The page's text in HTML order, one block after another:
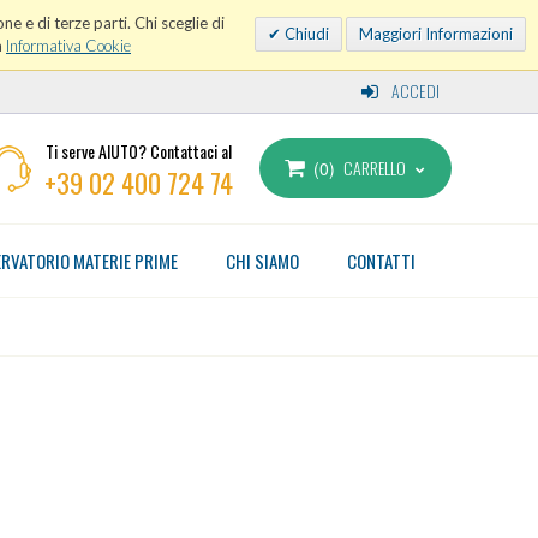
e di terze parti. Chi sceglie di
Informativa Cookie
Chiudi Maggiori Informazioni
ACCEDI
Ti serve AIUTO? Contattaci al
+39 02 400 724 74 0 CARRELLO
CONTATTI
CHI SIAMO
MATERIE PRIME